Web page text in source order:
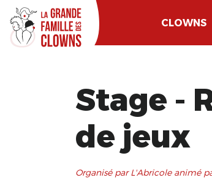
CLOWNS
Stage -
de jeux
Organisé par L'Abricole animé